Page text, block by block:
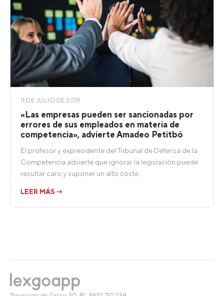
11 DE JULIO DE 2019
«Las empresas pueden ser sancionadas por
errores de sus empleados en materia de
competencia», advierte Amadeo Petitbó
El profesor y expresidente del Tribunal de Defensa de la
Competencia advierte que ignorar la legislación puede
resultar caro y suponer un alto coste…
LEER MÁS →